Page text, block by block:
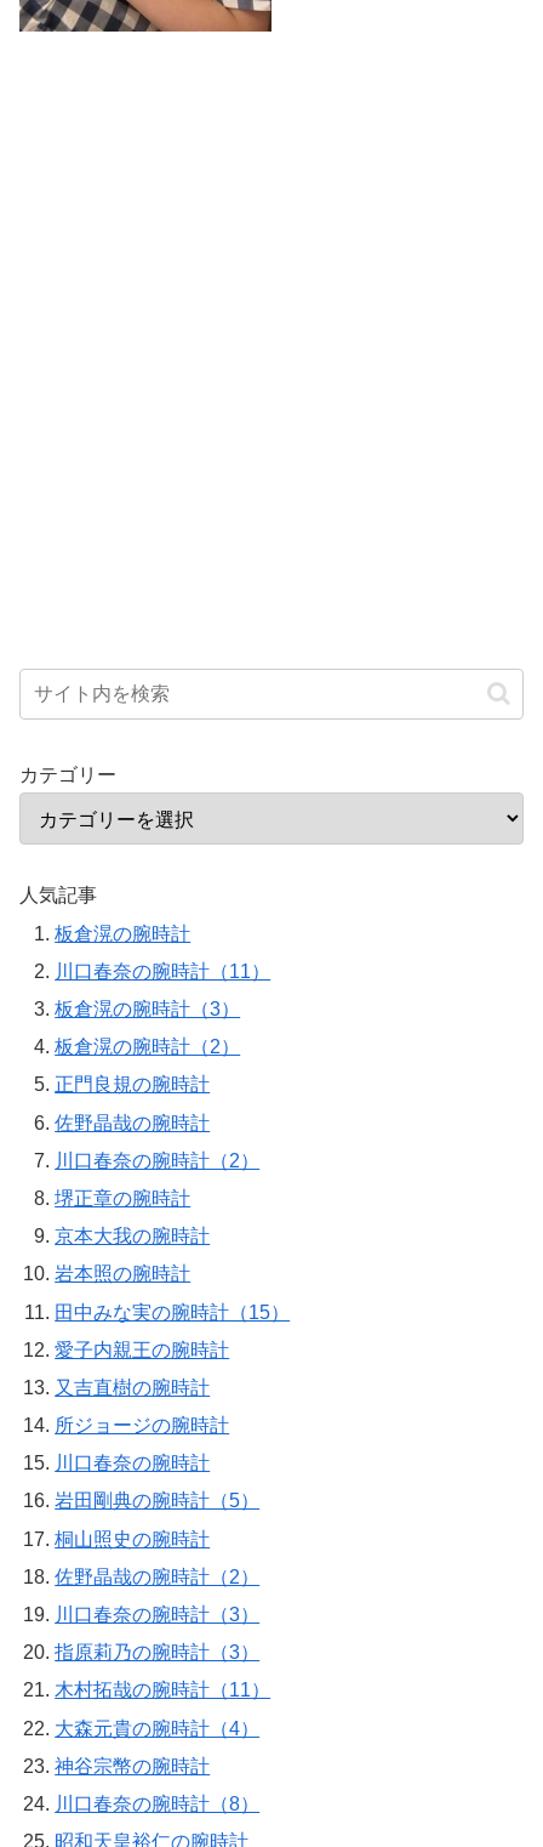
カテゴリー
人気記事
板倉滉の腕時計
川口春奈の腕時計（11）
板倉滉の腕時計（3）
板倉滉の腕時計（2）
正門良規の腕時計
佐野晶哉の腕時計
川口春奈の腕時計（2）
堺正章の腕時計
京本大我の腕時計
岩本照の腕時計
田中みな実の腕時計（15）
愛子内親王の腕時計
又吉直樹の腕時計
所ジョージの腕時計
川口春奈の腕時計
岩田剛典の腕時計（5）
桐山照史の腕時計
佐野晶哉の腕時計（2）
川口春奈の腕時計（3）
指原莉乃の腕時計（3）
木村拓哉の腕時計（11）
大森元貴の腕時計（4）
神谷宗幣の腕時計
川口春奈の腕時計（8）
昭和天皇裕仁の腕時計